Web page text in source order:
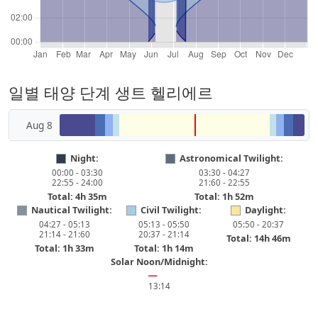
일별 태양 단계 생트 헬리에르
Aug 8
Night:
00:00 - 03:30
22:55 - 24:00
Total: 4h 35m
Astronomical Twilight:
03:30 - 04:27
21:60 - 22:55
Total: 1h 52m
Nautical Twilight:
04:27 - 05:13
21:14 - 21:60
Total: 1h 33m
Civil Twilight:
05:13 - 05:50
20:37 - 21:14
Total: 1h 14m
Daylight:
05:50 - 20:37
Total: 14h 46m
Solar Noon/Midnight:
━
13:14